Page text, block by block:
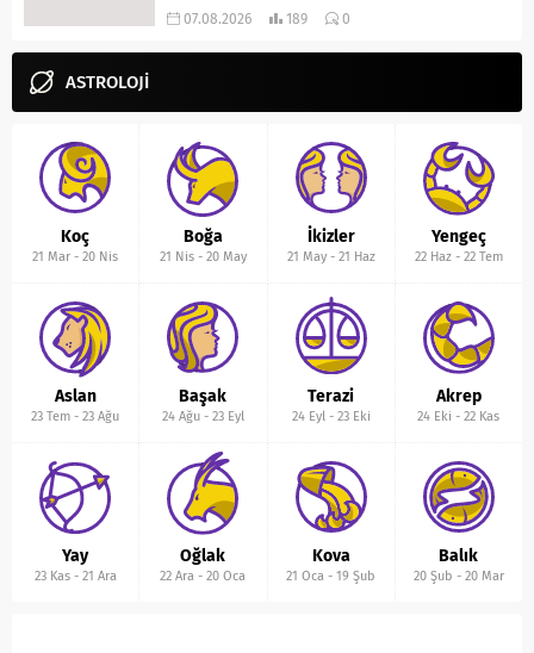
07.08.2026 189 0
ASTROLOJİ
Koç
21 Mar -20 Nis
Boğa
21 Nis- 20 May
İkizler
21 May- 21 Haz
Yengeç
22 Haz- 22 Tem
Aslan
23 Tem -23 Ağu
Başak
24 Ağu- 23 Eyl
Terazi
24 Eyl- 23 Eki
Akrep
24 Eki -22 Kas
Yay
23 Kas- 21 Ara
Oğlak
22 Ara -20 Oca
Kova
21 Oca -19 Şub
Balık
20 Şub - 20 Mar